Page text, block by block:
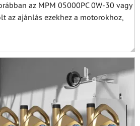
az MPM 05000PC 0W-30 vagy
az ajánlás ezekhez a motorokhoz,